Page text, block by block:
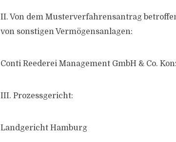
II. Von dem Musterverfahrensantrag
von sonstigen Vermögensanlagen:
Conti Reederei Management GmbH & Co.
III. Prozessgericht:
Landgericht Hamburg